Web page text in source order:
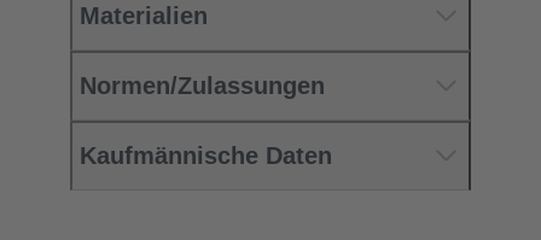
Materialien
Normen/Zulassungen
Kaufmännische Daten